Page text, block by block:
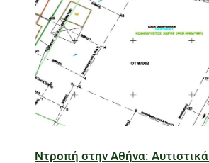
Ντροπή στην Αθήνα: